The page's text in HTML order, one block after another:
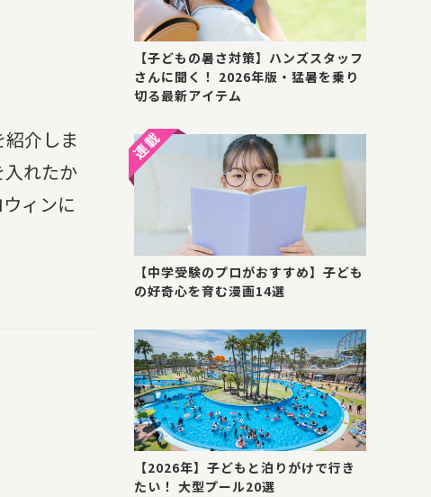
介しま
れたか
ィンに
【子どもの暑さ対策】ハンズスタッフ
さんに聞く！ 2026年版・猛暑を乗り
切る最新アイテム
【中学受験のプロがおすすめ】子ども
の好奇心を育む漫画14選
【2026年】子どもと泊りがけで行き
たい！ 大型プール20選